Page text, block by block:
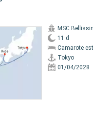
MSC
11 d
Camarote
Tokyo
01/04/2028